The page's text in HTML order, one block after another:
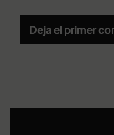
Deja el primer